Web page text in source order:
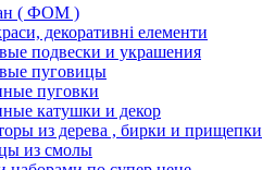
( ФОМ )
декоративні елементи
подвески и украшения
пуговицы
пуговки
катушки и декор
из дерева , бирки и прищепки
из смолы